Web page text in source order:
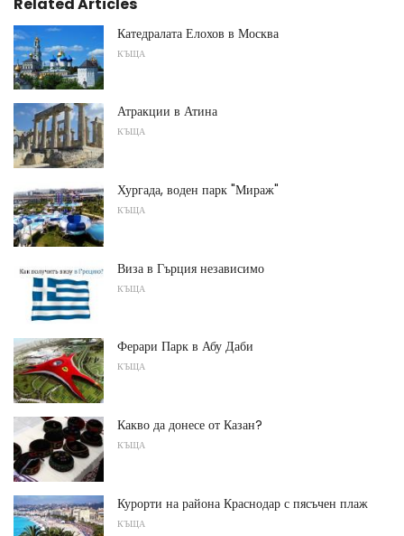
Катедралата Елохов в Москва
КЪЩА
Атракции в Атина
КЪЩА
Хургада, воден парк "Мираж"
КЪЩА
Виза в Гърция независимо
КЪЩА
Ферари Парк в Абу Даби
КЪЩА
Какво да донесе от Казан?
КЪЩА
Курорти на района Краснодар с пясъчен плаж
КЪЩА